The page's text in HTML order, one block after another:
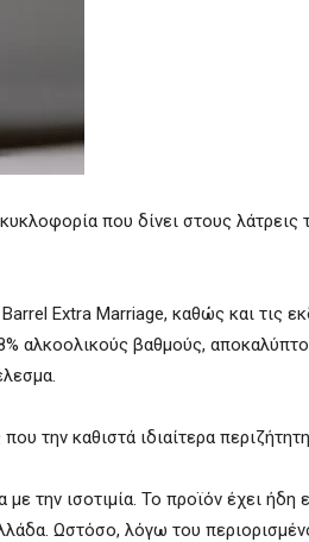
που δίνει στους λάτρεις
Extra Marriage, καθώς και τις
αλκοολικούς βαθμούς,
την καθιστά ιδιαίτερα
την ισοτιμία. Το προϊόν έχει ήδη
Ωστόσο, λόγω του